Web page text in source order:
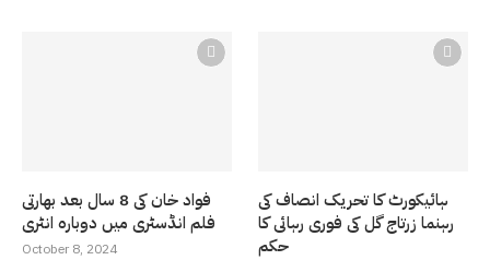
فواد خان کی 8 سال بعد بھارتی
فلم انڈسٹری میں دوبارہ انٹری
October 8, 2024
ہائیکورٹ کا تحریک انصاف کی
رہنما زرتاج گل کی فوری رہائی کا
حکم